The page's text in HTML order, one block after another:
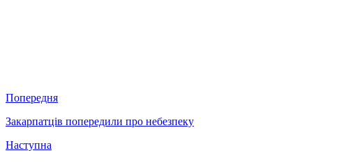
Попередня
Закарпатців попередили про небезпеку
Наступна